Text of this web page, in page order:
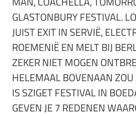
GLASTONBURY FESTIVAL.
JUIST EXIT IN SERVIË,
ROEMENIË EN MELT BIJ
ZEKER NIET MOGEN
HELEMAAL BOVENAAN ZOU
IS SZIGET FESTIVAL IN
GEVEN JE 7 REDENEN